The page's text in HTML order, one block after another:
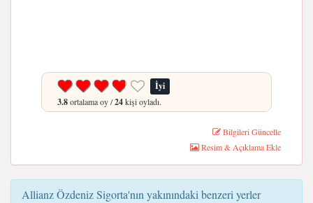
İyi
3.8ortalama oy /24kişi oyladı.
Bilgileri Güncelle
Resim & Açıklama Ekle
Allianz Özdeniz Sigorta'nın yakınındaki benzeri yerler